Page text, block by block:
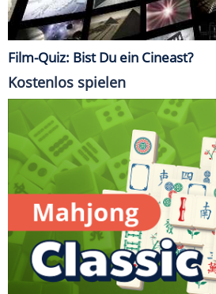
Film-Quiz: Bist Du ein Cineast?
Kostenlos spielen